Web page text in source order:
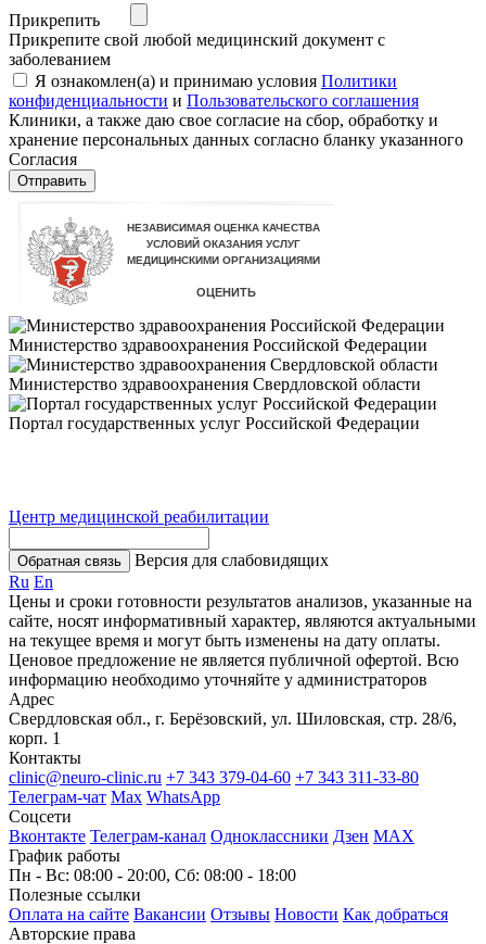
Прикрепить
Прикрепите свой любой медицинский документ с
заболеванием
Я ознакомлен(а) и принимаю условия Политики
конфиденциальности и Пользовательского соглашения
Клиники, а также даю свое согласие на сбор, обработку и
хранение персональных данных согласно бланку указанного
Согласия
Отправить
Министерство здравоохранения Российской Федерации
Министерство здравоохранения Свердловской области
Портал государственных услуг Российской Федерации
Центр медицинской реабилитации
Обратная связь
Версия для слабовидящих
Ru En
Цены и сроки готовности результатов анализов, указанные на
сайте, носят информативный характер, являются актуальными
на текущее время и могут быть изменены на дату оплаты.
Ценовое предложение не является публичной офертой. Всю
информацию необходимо уточняйте у администраторов
Адрес
Свердловская обл., г. Берёзовский, ул. Шиловская, стр. 28/6,
корп. 1
Контакты
clinic@neuro-clinic.ru +7 343 379-04-60 +7 343 311-33-80
Телеграм-чат Max WhatsApp
Соцсети
Вконтакте Телеграм-канал Одноклассники Дзен МАХ
График работы
Пн - Вс: 08:00 - 20:00, Сб: 08:00 - 18:00
Полезные ссылки
Оплата на сайте Вакансии Отзывы Новости Как добраться
Авторские права